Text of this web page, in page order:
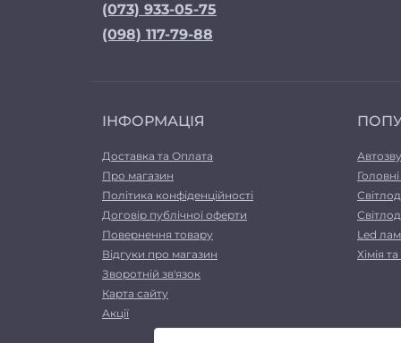
(073) 933-05-75
(098) 117-79-88
ІНФОРМАЦІЯ
Доставка та Оплата
Про магазин
Політика конфіденційності
Договір публічної оферти
Повернення товару
Відгуки про магазин
Зворотній зв'язок
Карта сайту
Акції
Led
Хімія